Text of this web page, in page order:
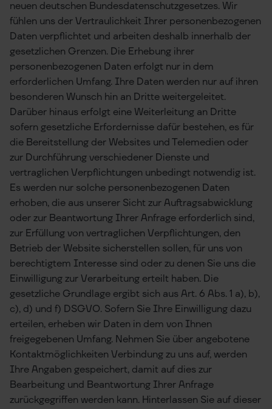
neuen deutschen Bundesdatenschutzgesetzes. Wir
fühlen uns der Vertraulichkeit Ihrer personenbezogenen
Daten verpflichtet und arbeiten deshalb innerhalb der
gesetzlichen Grenzen. Die Erhebung ihrer
personenbezogenen Daten erfolgt nur in dem
erforderlichen Umfang. Ihre Daten werden nur auf ihren
besonderen Wunsch hin an Dritte weitergeleitet.
Darüber hinaus erfolgt eine Weiterleitung an Dritte
sofern gesetzliche Erfordernisse dafür bestehen, es für
die Bereitstellung der Websites und Telemedien oder
zur Durchführung verschiedener Dienste und
vertraglichen Verpflichtungen unbedingt notwendig ist.
Es werden nur solche personenbezogenen Daten
erhoben, die aus unserer Sicht zur Auftragsabwicklung
oder zur Beantwortung Ihrer Anfrage erforderlich sind,
zur Erfüllung von vertraglichen Verpflichtungen, den
Betrieb der Website sicherstellen sollen, für uns von
berechtigtem Interesse sind oder zu denen Sie uns die
Einwilligung zur Verarbeitung erteilt haben. Die
gesetzliche Grundlage ergibt sich aus Art. 6 Abs. 1 a), b),
c), d) und f) DSGVO. Sofern Sie Ihre Einwilligung dazu
erteilen, erheben wir Daten in dem von Ihnen
freigegebenen Umfang. Nehmen Sie über angebotene
Kontaktmöglichkeiten Verbindung zu uns auf, werden
Ihre Angaben gespeichert, damit auf dies zur
Bearbeitung und Beantwortung Ihrer Anfrage
zurückgegriffen werden kann. Hinterlassen Sie auf dieser